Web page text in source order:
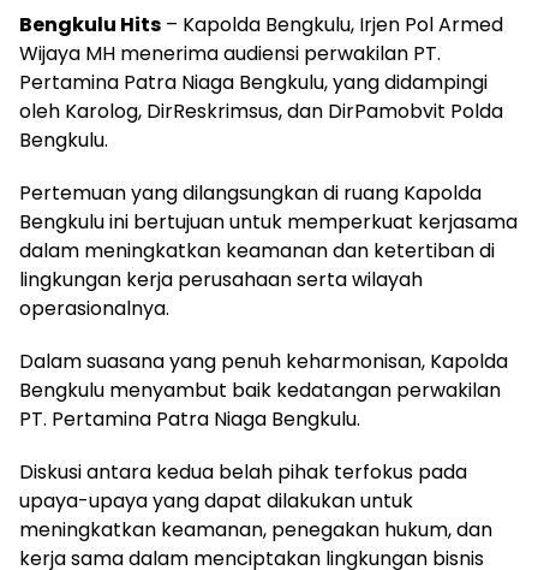
Bengkulu Hits – Kapolda Bengkulu, Irjen Pol Armed
Wijaya MH menerima audiensi perwakilan PT.
Pertamina Patra Niaga Bengkulu, yang didampingi
oleh Karolog, DirReskrimsus, dan DirPamobvit Polda
Bengkulu.
Pertemuan yang dilangsungkan di ruang Kapolda
Bengkulu ini bertujuan untuk memperkuat kerjasama
dalam meningkatkan keamanan dan ketertiban di
lingkungan kerja perusahaan serta wilayah
operasionalnya.
Dalam suasana yang penuh keharmonisan, Kapolda
Bengkulu menyambut baik kedatangan perwakilan
PT. Pertamina Patra Niaga Bengkulu.
Diskusi antara kedua belah pihak terfokus pada
upaya-upaya yang dapat dilakukan untuk
meningkatkan keamanan, penegakan hukum, dan
kerja sama dalam menciptakan lingkungan bisnis